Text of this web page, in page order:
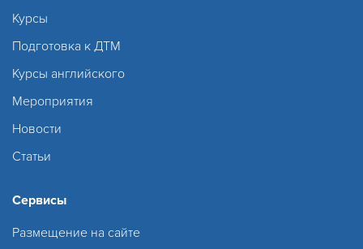
Курсы
Подготовка к ДТМ
Курсы английского
Мероприятия
Новости
Статьи
Сервисы
Размещение на сайте